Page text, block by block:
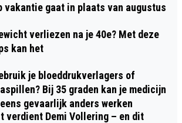
vakantie gaat in plaats van augustus
verliezen na je 40e? Met deze
kan het
je bloeddrukverlagers of
Bij 35 graden kan je medicijn
gevaarlijk anders werken
verdient Demi Vollering – en dit